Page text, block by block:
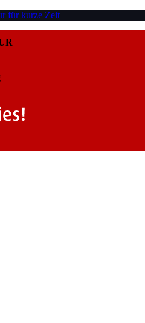
für kurze Zeit